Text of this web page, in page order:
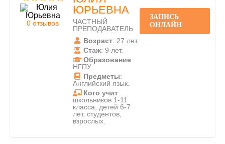
0 отзывов
ЮРЬЕВНА
ЧАСТНЫЙ
ПРЕПОДАВАТЕЛЬ
Возраст: 27 лет.
Стаж: 9 лет.
Образование:
НГПУ.
Предметы:
Английский язык.
Кого учит:
школьников 1-11
класса, детей 6-7
лет, студентов,
взрослых.
ЗАПИСЬ
ОНЛАЙН